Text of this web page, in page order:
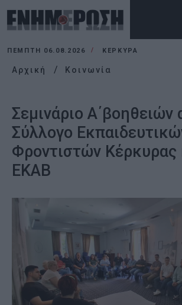
ΠΈΜΠΤΗ 06.08.2026 ΚΕΡΚΥΡΑ
Αρχική Κοινωνία
Σεμινάριο Α΄βοηθειών
Σύλλογο
Φροντιστών Κέρκυρας
ΕΚΑΒ